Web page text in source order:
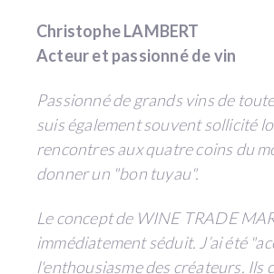
Christophe LAMBERT
Acteur et passionné de vin
Passionné de grands vins de
suis également souvent sollicité
rencontres aux quatre coins du
donner un "bon tuyau".
Le concept de WINE TRADE
immédiatement séduit. J’ai été
l'enthousiasme des créateurs. Ils